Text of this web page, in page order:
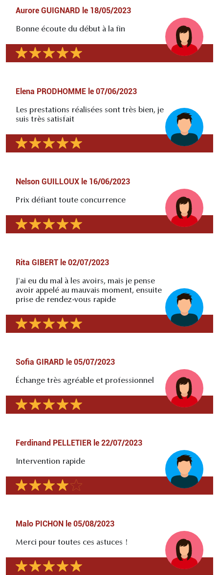
Aurore GUIGNARD le 18/05/2023
Bonne écoute du début à la fin
Elena PRODHOMME le 07/06/2023
Les prestations réalisées sont très bien, je
suis très satisfait
Nelson GUILLOUX le 16/06/2023
Prix défiant toute concurrence
Rita GIBERT le 02/07/2023
J'ai eu du mal à les avoirs, mais je pense
avoir appelé au mauvais moment, ensuite
prise de rendez-vous rapide
Sofia GIRARD le 05/07/2023
Échange très agréable et professionnel
Ferdinand PELLETIER le 22/07/2023
Intervention rapide
Malo PICHON le 05/08/2023
Merci pour toutes ces astuces !